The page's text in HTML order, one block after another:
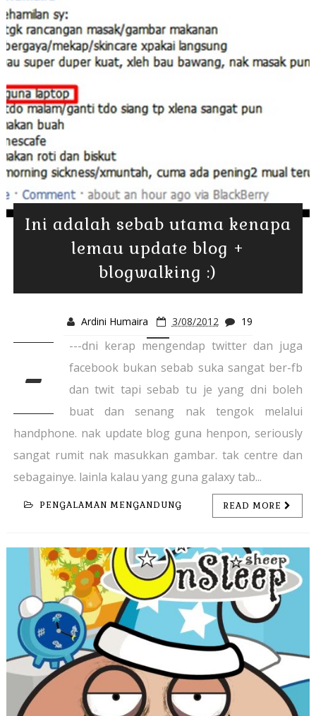
Ini adalah sebab utama kenapa
lemau update blog +
blogwalking :)
Ardini Humaira 3/08/2012 19
-
---dni kerap mengendap twitter dan juga
facebook bukan sebab suka sangat ber-fb
dan twit tapi sebab tu je yang dni boleh
buat dan senang nak tengok melalui
handphone. nak update blog guna henpon, seriously
sangat rumit nak masukkan gambar. tak centre dan
sebagainye. lainla kalau yang guna galaxy tab...
PENGALAMAN MENGANDUNG READ MORE